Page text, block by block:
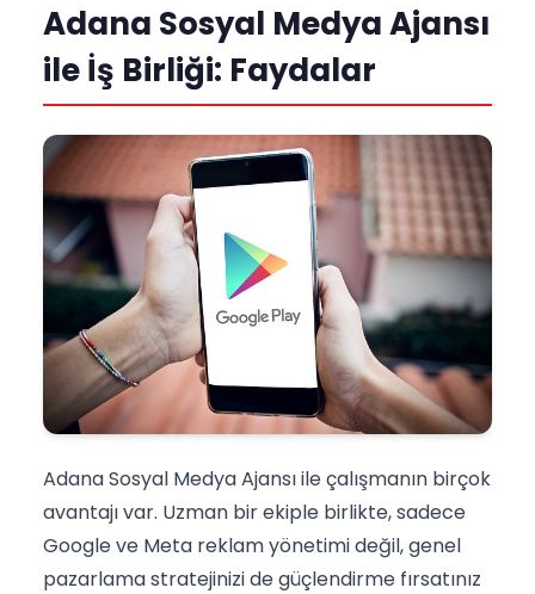
Adana Sosyal Medya Ajansı
ile İş Birliği: Faydalar
Adana Sosyal Medya Ajansı ile çalışmanın birçok
avantajı var. Uzman bir ekiple birlikte, sadece
Google ve Meta reklam yönetimi değil, genel
pazarlama stratejinizi de güçlendirme fırsatınız